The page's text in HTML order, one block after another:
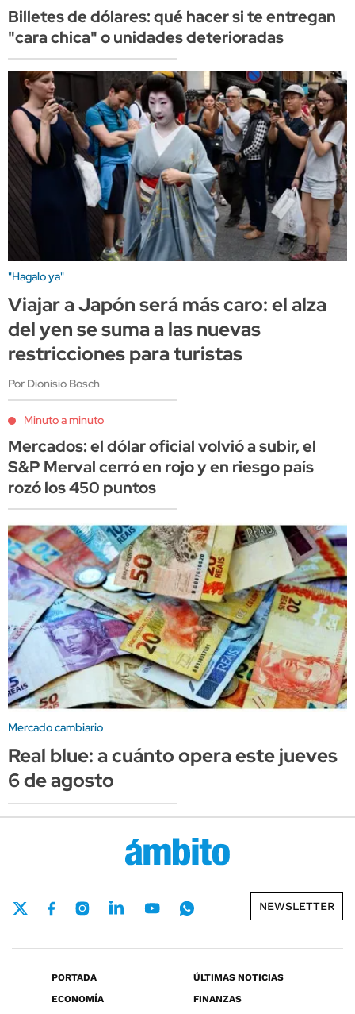
Billetes de dólares: qué hacer si te entregan
"cara chica" o unidades deterioradas
"Hagalo ya"
Viajar a Japón será más caro: el alza
del yen se suma a las nuevas
restricciones para turistas
Por Dionisio Bosch
Minuto a minuto
Mercados: el dólar oficial volvió a subir, el
S&P Merval cerró en rojo y en riesgo país
rozó los 450 puntos
Mercado cambiario
Real blue: a cuánto opera este jueves
6 de agosto
NEWSLETTER
PORTADA
ÚLTIMAS NOTICIAS
ECONOMÍA
FINANZAS